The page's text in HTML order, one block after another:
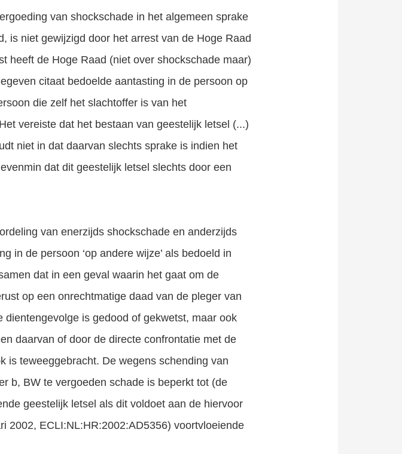
van shockschade in het algemeen sprake
is niet gewijzigd door het arrest van de Hoge Raad
heeft de Hoge Raad (niet over shockschade maar)
citaat bedoelde aantasting in de persoon op
die zelf het slachtoffer is van het
vereiste dat het bestaan van geestelijk letsel (...)
niet in dat daarvan slechts sprake is indien het
dat dit geestelijk letsel slechts door een
van enerzijds shockschade en anderzijds
in de persoon ‘op andere wijze’ als bedoeld in
dat in een geval waarin het gaat om de
op een onrechtmatige daad van de pleger van
is gedood of gekwetst, maar ook
daarvan of door de directe confrontatie met de
is teweeggebracht. De wegens schending van
b, BW te vergoeden schade is beperkt tot (de
geestelijk letsel als dit voldoet aan de hiervoor
2002, ECLI:NL:HR:2002:AD5356) voortvloeiende